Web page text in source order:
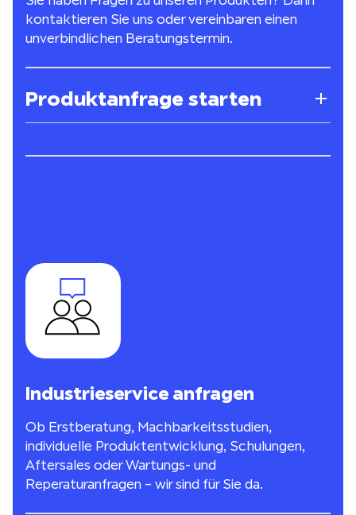
kontaktieren Sie uns oder vereinbaren einen
unverbindlichen Beratungstermin.
Produktanfrage starten
Industrieservice anfragen
Ob Erstberatung, Machbarkeitsstudien,
individuelle Produktentwicklung, Schulungen,
Aftersales oder Wartungs- und
Reperaturanfragen – wir sind für Sie da.